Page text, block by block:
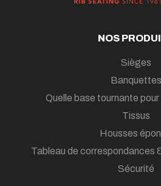
NOS
Sièges
Banquettes
Quelle base tournante
Tissus
Housses
Tableau de correspondances
Sécurité